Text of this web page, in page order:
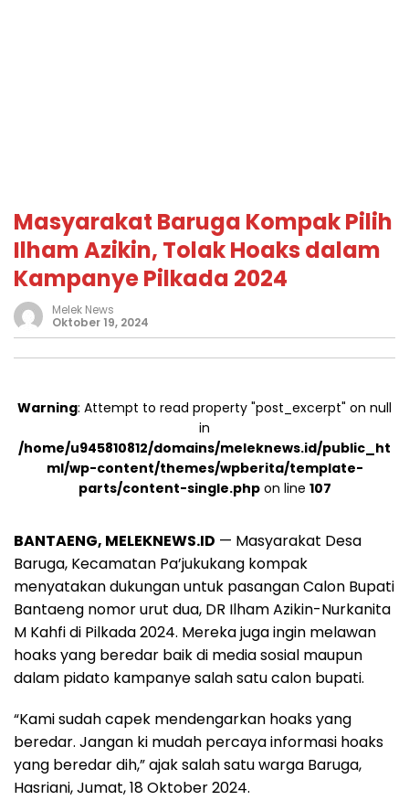
Masyarakat Baruga Kompak Pilih
Ilham Azikin, Tolak Hoaks dalam
Kampanye Pilkada 2024
Melek News
Oktober 19, 2024
Warning: Attempt to read property "post_excerpt" on null
in
/home/u945810812/domains/meleknews.id/public_ht
ml/wp-content/themes/wpberita/template-
parts/content-single.phpon line 107
BANTAENG, MELEKNEWS.ID — Masyarakat Desa
Baruga, Kecamatan Pa’jukukang kompak
menyatakan dukungan untuk pasangan Calon Bupati
Bantaeng nomor urut dua, DR Ilham Azikin-Nurkanita
M Kahfi di Pilkada 2024. Mereka juga ingin melawan
hoaks yang beredar baik di media sosial maupun
dalam pidato kampanye salah satu calon bupati.
“Kami sudah capek mendengarkan hoaks yang
beredar. Jangan ki mudah percaya informasi hoaks
yang beredar dih,” ajak salah satu warga Baruga,
Hasriani, Jumat, 18 Oktober 2024.